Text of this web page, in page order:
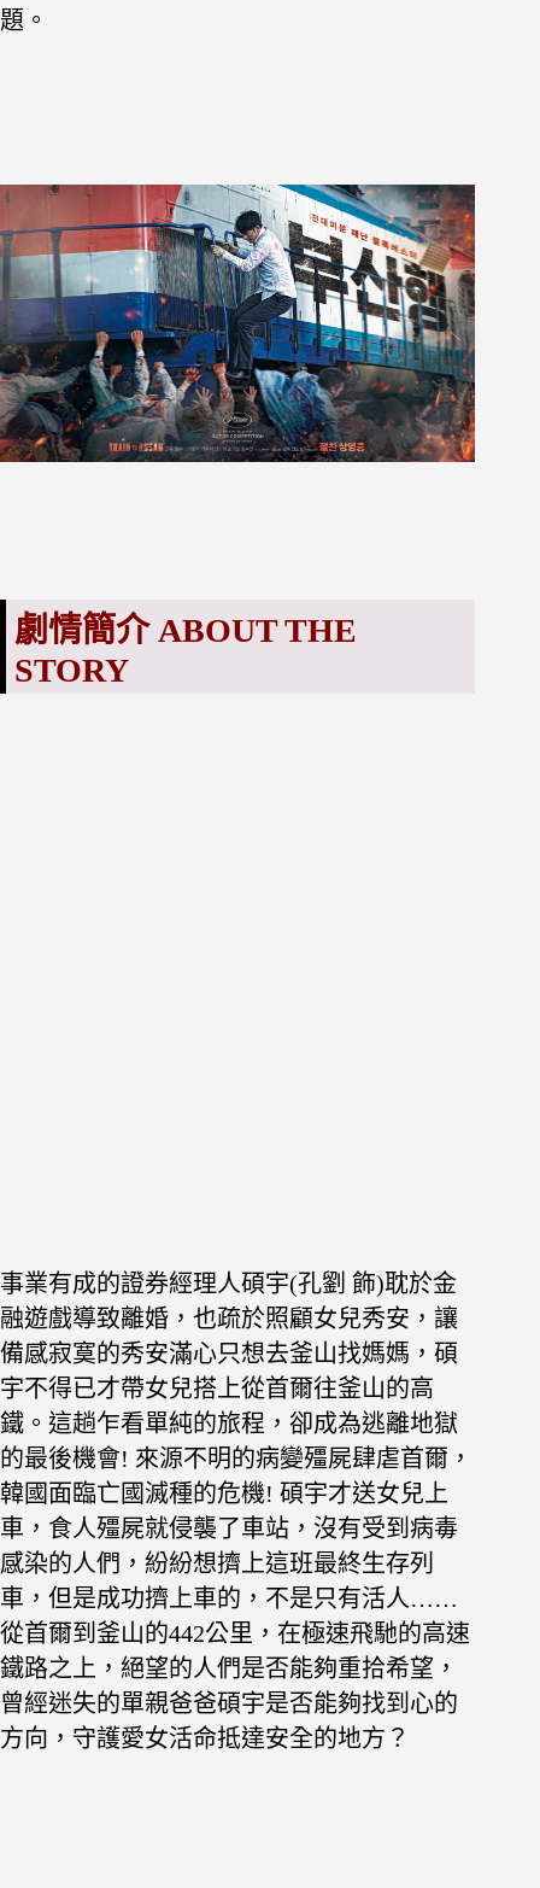
題 。
劇情簡介 ABOUT THE
STORY
事業有成的證券經理人碩宇(孔劉 飾)耽於金
融遊戲導致離婚，也疏於照顧女兒秀安，讓
備感寂寞的秀安滿心只想去釜山找媽媽，碩
宇不得已才帶女兒搭上從首爾往釜山的高
鐵。這趟乍看單純的旅程，卻成為逃離地獄
的最後機會! 來源不明的病變殭屍肆虐首爾，
韓國面臨亡國滅種的危機! 碩宇才送女兒上
車，食人殭屍就侵襲了車站，沒有受到病毒
感染的人們，紛紛想擠上這班最終生存列
車，但是成功擠上車的，不是只有活人……
從首爾到釜山的442公里，在極速飛馳的高速
鐵路之上，絕望的人們是否能夠重拾希望，
曾經迷失的單親爸爸碩宇是否能夠找到心的
方向，守護愛女活命抵達安全的地方？